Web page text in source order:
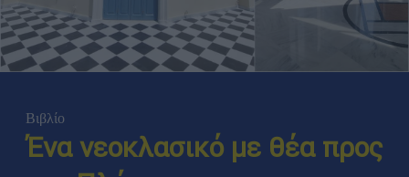
Βιβλίο
Ένα νεοκλασικό με θέα προς